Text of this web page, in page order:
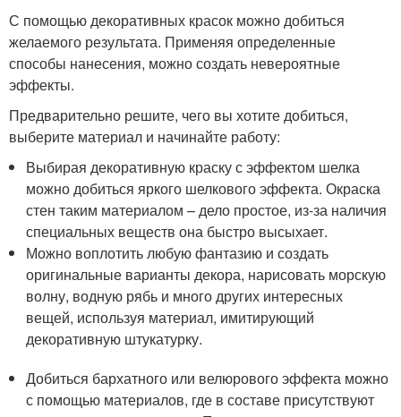
С помощью декоративных красок можно добиться
желаемого результата. Применяя определенные
способы нанесения, можно создать невероятные
эффекты.
Предварительно решите, чего вы хотите добиться,
выберите материал и начинайте работу:
Выбирая декоративную краску с эффектом шелка
можно добиться яркого шелкового эффекта. Окраска
стен таким материалом – дело простое, из-за наличия
специальных веществ она быстро высыхает.
Можно воплотить любую фантазию и создать
оригинальные варианты декора, нарисовать морскую
волну, водную рябь и много других интересных
вещей, используя материал, имитирующий
декоративную штукатурку.
Добиться бархатного или велюрового эффекта можно
с помощью материалов, где в составе присутствуют